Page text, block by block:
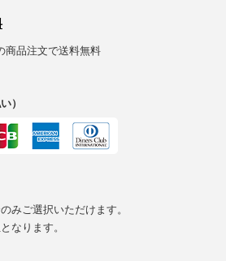
商品注文で送料無料
）
みご選択いただけます。
なります。